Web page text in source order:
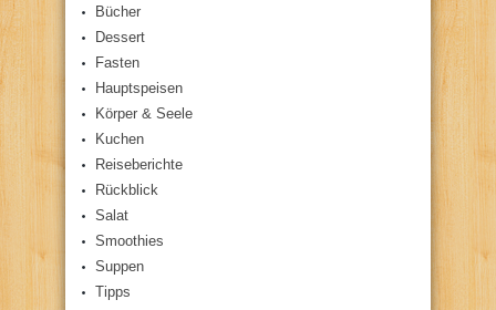
Bücher
Dessert
Fasten
Hauptspeisen
Körper & Seele
Kuchen
Reiseberichte
Rückblick
Salat
Smoothies
Suppen
Tipps